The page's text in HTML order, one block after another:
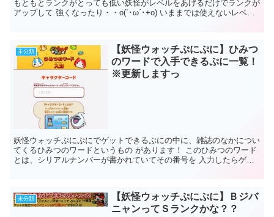
もともとランクがとっても低い妖怪がレベルをあげるだけでランクが
アップして 強くなったり・・o(`･ω´･+o) いままでは使えないレベル
未分類
【妖怪ウォッチぷにぷに】ひみつ
のワードで入手できるぷに一覧！
※更新しますっ
妖怪ウォッチぷにぷにでゲットできるぷにの中に、雑誌のなかについ
てくるひみつのワードというもの があります！ このひみつのワード
とは、シリアルナンバーが書かれていてその番号を 入力したらゲッ
未分類
【妖怪ウォッチぷにぷに】Ｂジバ
ニャンってＳランクかな？？